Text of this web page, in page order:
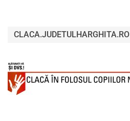
CLACA.JUDETULHARGHITA.RO